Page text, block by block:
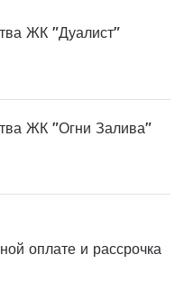
ЖК "Дуалист"
ЖК "Огни Залива"
оплате и рассрочка